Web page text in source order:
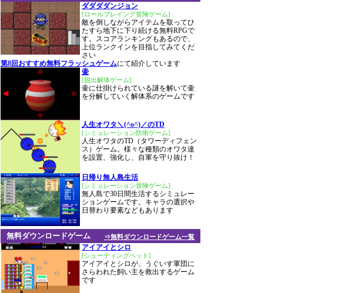
ダダダダンジョン
[ロールプレイング冒険ゲーム]
敵を倒しながらアイテムを取ってひ
たすら地下に下り続ける無料RPGで
す。スコアランキングもあるので、
上位ランクインを目指してみてくだ
さい
第8回おすすめ無料フラッシュゲームにて紹介しています
壷
[脱出解体ゲーム]
壷に仕掛けられている謎を解いて壷
を分解していく解体系のゲームです
人生オワタ＼(^o^)／のTD
[シミュレーション防衛ゲーム]
人生オワタのTD（タワーディフェン
ス）ゲーム。様々な種類のオワタ達
を設置、強化し、自軍を守り抜け！
日帰り無人島生活
[シミュレーション冒険ゲーム]
無人島で30日間生活するシミュレー
ションゲームです。キャラの選択や
日替わり要素などもあります
⇒無料ダウンロードゲーム一覧
無料ダウンロードゲーム
アイアイとシロ
[シューティングペット]
アイアイとシロが、うぐいす軍団に
さらわれた飼い主を救出するゲーム
です